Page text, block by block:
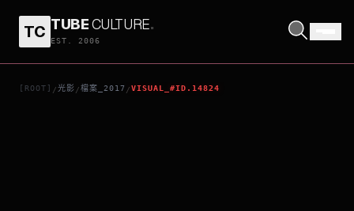
TC TUBECULTURE.
EST. 2006
[ROOT] /光影 /檔案_2017 /VISUAL_#ID.14824
盧根急轉彎